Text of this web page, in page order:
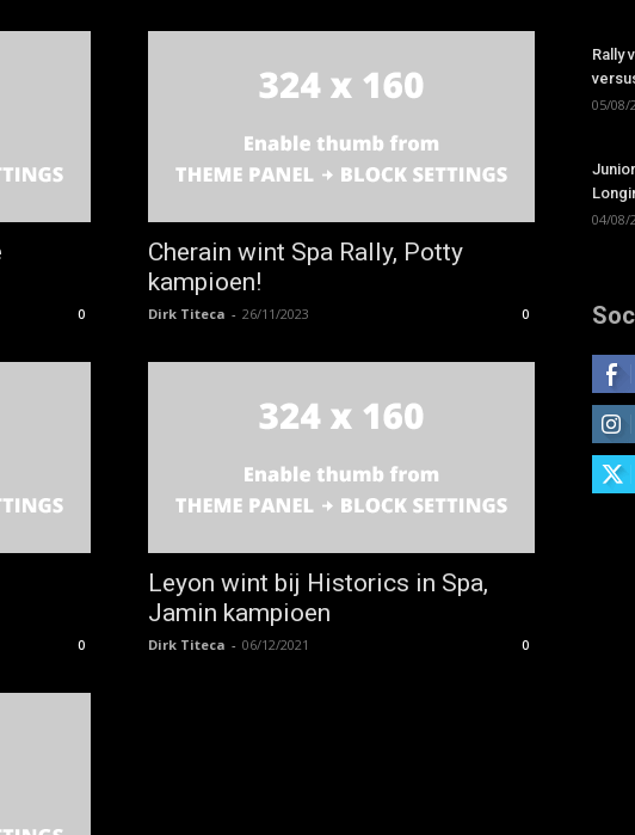
0
Cherain wint Spa Rally, Potty
kampioen!
Dirk Titeca - 26/11/2023 0
0
Leyon wint bij Historics in Spa,
Jamin kampioen
Dirk Titeca - 06/12/2021 0
Rally
05/08/
04/08/